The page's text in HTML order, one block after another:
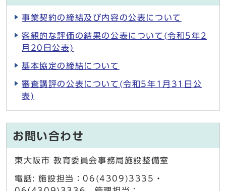
事業契約の締結及び内容の公表について
客観的な評価の結果の公表について(令和5年2
月20日公表)
基本協定の締結について
審査講評の公表について(令和5年1月31日公
表)
お問い合わせ
東大阪市 教育委員会事務局施設整備室
電話: 施設担当：06(4309)3335・